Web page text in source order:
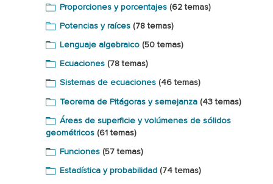
Proporciones y porcentajes (62 temas)
Potencias y raíces (78 temas)
Lenguaje algebraico (50 temas)
Ecuaciones (78 temas)
Sistemas de ecuaciones (46 temas)
Teorema de Pitágoras y semejanza (43 temas)
Áreas de superficie y volúmenes de sólidos
geométricos (61 temas)
Funciones (57 temas)
Estadística y probabilidad (74 temas)